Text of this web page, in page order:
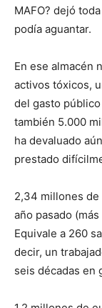
MAFO? dejó
podía aguantar.
En ese almacén
activos tóxicos,
del gasto
también 5.000
ha devaluado
prestado
2,34 millones de
año pasado
Equivale a 260
decir, un
seis décadas en